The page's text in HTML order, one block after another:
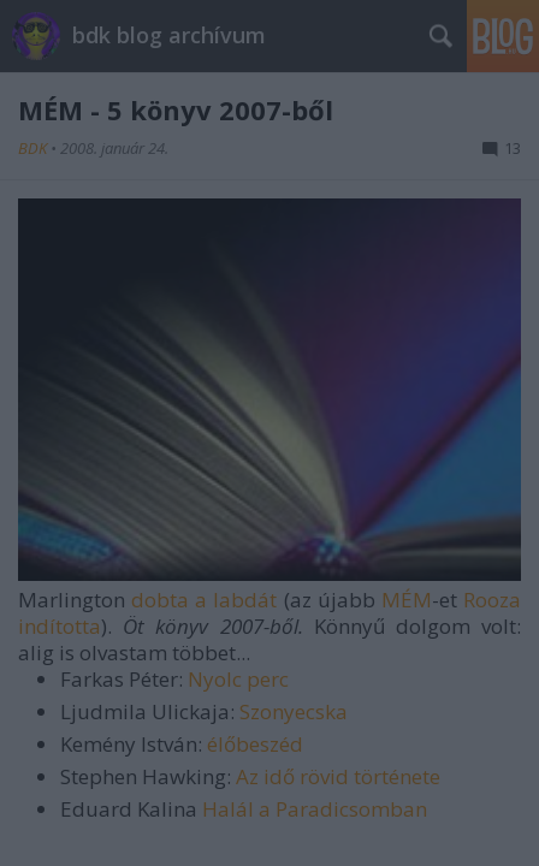
bdk blog archívum
MÉM - 5 könyv 2007-ből
BDK • 2008. január 24. 13
Marlington dobta a labdát (az újabb MÉM-et Rooza
indította). Öt könyv 2007-ből. Könnyű dolgom volt:
alig is olvastam többet...
Farkas Péter: Nyolc perc
Ljudmila Ulickaja: Szonyecska
Kemény István: élőbeszéd
Stephen Hawking: Az idő rövid története
Eduard Kalina Halál a Paradicsomban